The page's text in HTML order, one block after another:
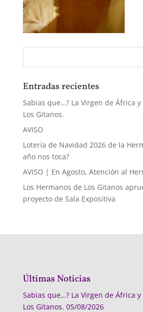
Entradas recientes
Sabias que…? La Virgen de África
Los Gitanos.
AVISO
Lotería de Navidad 2026 de la
año nos toca?
AVISO | En Agosto, Atención al
Los Hermanos de Los Gitanos
proyecto de Sala Expositiva
Últimas Noticias
Sabias que…? La Virgen de África
Los Gitanos. 05/08/2026